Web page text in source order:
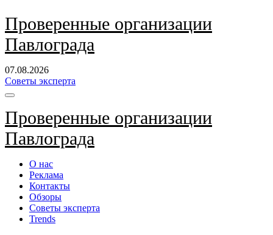
Перейти
к
содержанию
Проверенные организации
Павлограда
07.08.2026
Советы эксперта
Проверенные организации
Павлограда
О нас
Реклама
Контакты
Обзоры
Советы эксперта
Trends